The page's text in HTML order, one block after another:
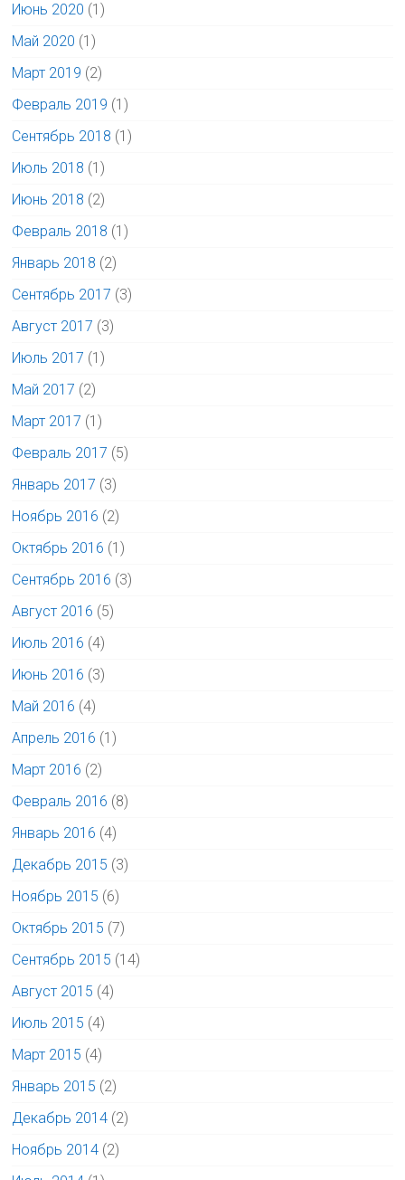
Июнь 2020 (1)
Май 2020 (1)
Март 2019 (2)
Февраль 2019 (1)
Сентябрь 2018 (1)
Июль 2018 (1)
Июнь 2018 (2)
Февраль 2018 (1)
Январь 2018 (2)
Сентябрь 2017 (3)
Август 2017 (3)
Июль 2017 (1)
Май 2017 (2)
Март 2017 (1)
Февраль 2017 (5)
Январь 2017 (3)
Ноябрь 2016 (2)
Октябрь 2016 (1)
Сентябрь 2016 (3)
Август 2016 (5)
Июль 2016 (4)
Июнь 2016 (3)
Май 2016 (4)
Апрель 2016 (1)
Март 2016 (2)
Февраль 2016 (8)
Январь 2016 (4)
Декабрь 2015 (3)
Ноябрь 2015 (6)
Октябрь 2015 (7)
Сентябрь 2015 (14)
Август 2015 (4)
Июль 2015 (4)
Март 2015 (4)
Январь 2015 (2)
Декабрь 2014 (2)
Ноябрь 2014 (2)